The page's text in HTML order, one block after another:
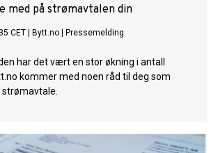
med på strømavtalen din
CET Bytt.no Pressemelding
har det vært en stor økning i antall
kommer med noen råd til deg som